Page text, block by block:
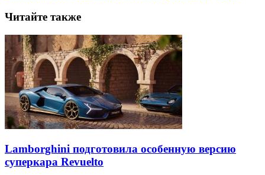
Читайте также
Lamborghini подготовила особенную версию
суперкара Revuelto